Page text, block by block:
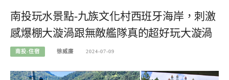
南投玩水景點-九族文化村西班牙海岸，刺激
感爆棚大漩渦跟無敵艦隊真的超好玩大漩渦
南投-住宿 徐威廉 2024-07-09